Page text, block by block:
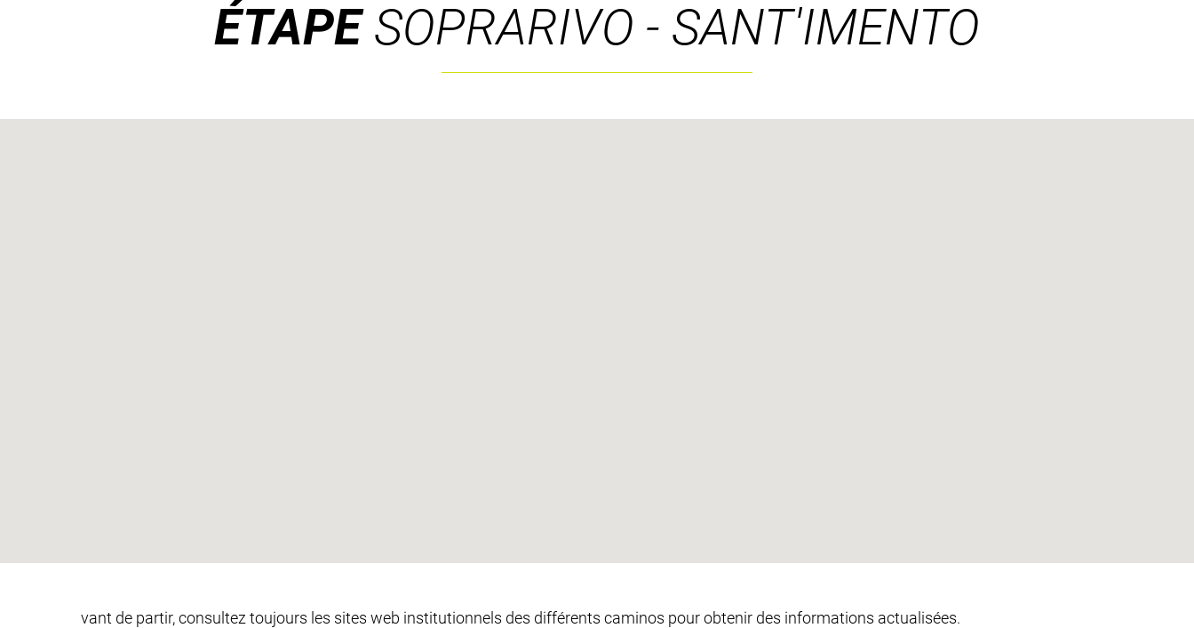
ÉTAPE SOPRARIVO - SANT'IMENTO
vant de partir, consultez toujours les sites web institutionnels des différents caminos pour obtenir des informations actualisées.